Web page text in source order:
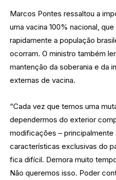
Marcos Pontes ressaltou a
uma vacina 100% nacional,
rapidamente a população
ocorram. O ministro também
mantenção da soberania e da
externas de vacina.
“Cada vez que temos uma
dependermos do exterior
modificações –
características exclusivas do
fica difícil. Demora muito
Não queremos isso. Poder